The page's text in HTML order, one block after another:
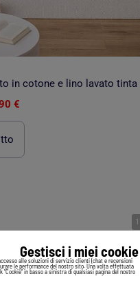
Gestisci i miei cookie
alle soluzioni di servizio clienti (chat e recensioni
le performance del nostro sito. Una volta effettuata
in basso a sinistra di qualsiasi pagina del nostro
€
1